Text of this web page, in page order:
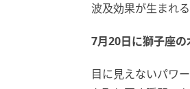
波及効果が生まれる
7月20日に獅子座
目に見えないパワ